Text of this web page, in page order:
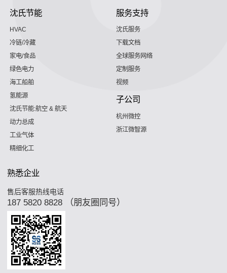
沈氏节能
HVAC
冷链/冷藏
家电/食品
绿色电力
海工船舶
氢能源
沈氏节能:航空 & 航天
动力总成
工业气体
精细化工
服务支持
沈氏服务
下载文档
全球服务网络
定制服务
视频
子公司
杭州微控
浙江微智源
熟悉企业
售后客服热线电话
187 5820 8828 （朋友圈同号）